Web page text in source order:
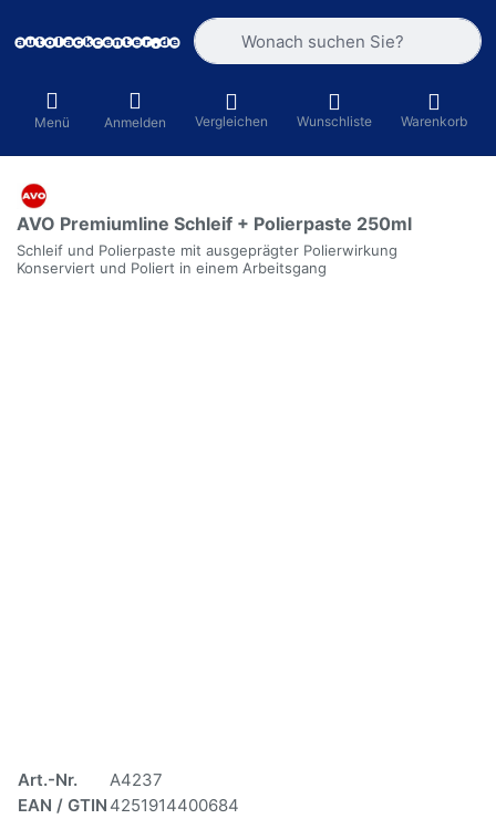
Geben Sie einen Suchbegriff ein.
Menü Anmelden Vergleichen Wunschliste Warenkorb
AVO Premiumline Schleif + Polierpaste 250ml
Schleif und Polierpaste mit ausgeprägter Polierwirkung
Konserviert und Poliert in einem Arbeitsgang
Art.-Nr.
A4237
EAN / GTIN 4251914400684